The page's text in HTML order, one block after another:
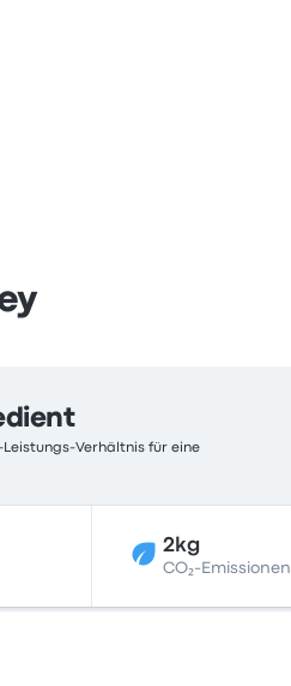
Leistungs-Verhältnis für eine
2kg
CO₂-Emissionen